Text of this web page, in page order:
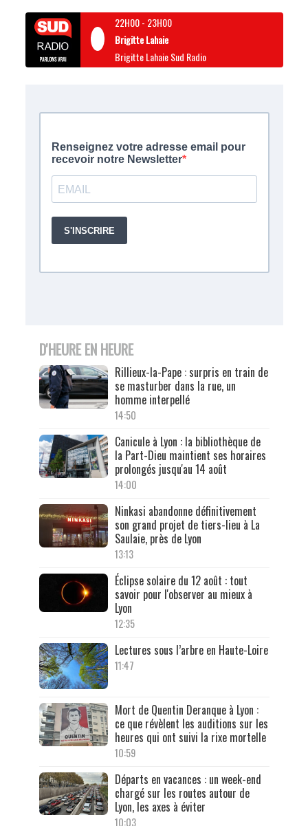
22H00- 23H00
Brigitte Lahaie
Brigitte Lahaie Sud Radio
D'HEURE EN HEURE
Rillieux-la-Pape : surpris en train de
se masturber dans la rue, un
homme interpellé
14:50
Canicule à Lyon : la bibliothèque de
la Part-Dieu maintient ses horaires
prolongés jusqu'au 14 août
14:00
Ninkasi abandonne définitivement
son grand projet de tiers-lieu à La
Saulaie, près de Lyon
13:13
Éclipse solaire du 12 août : tout
savoir pour l'observer au mieux à
Lyon
12:35
Lectures sous l’arbre en Haute-Loire
11:47
Mort de Quentin Deranque à Lyon :
ce que révèlent les auditions sur les
heures qui ont suivi la rixe mortelle
10:59
Départs en vacances : un week-end
chargé sur les routes autour de
Lyon, les axes à éviter
10:03